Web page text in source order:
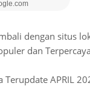
dengan situs
dan
APRIL